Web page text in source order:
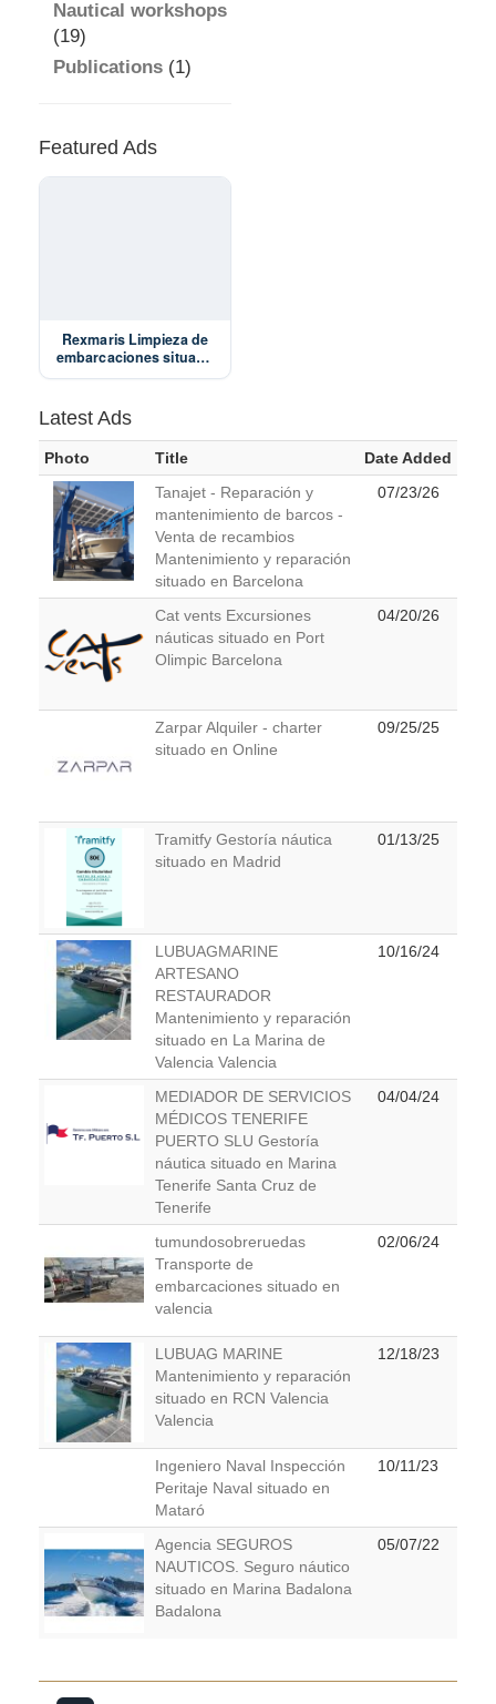
Nautical workshops
(19)
Publications (1)
Featured Ads
Rexmaris Limpieza de
embarcaciones situado
en P.D. Marina Palamós
Latest Ads
Photo Title
Date Added
Tanajet - Reparación y
mantenimiento de barcos -
Venta de recambios
Mantenimiento y reparación
situado en Barcelona
07/23/26
Cat vents Excursiones
náuticas situado en Port
Olimpic Barcelona
04/20/26
Zarpar Alquiler - charter
situado en Online
09/25/25
Tramitfy Gestoría náutica
situado en Madrid
01/13/25
LUBUAGMARINE
ARTESANO
RESTAURADOR
Mantenimiento y reparación
situado en La Marina de
Valencia Valencia
10/16/24
MEDIADOR DE SERVICIOS
MÉDICOS TENERIFE
PUERTO SLU Gestoría
náutica situado en Marina
Tenerife Santa Cruz de
Tenerife
04/04/24
tumundosobreruedas
Transporte de
embarcaciones situado en
valencia
02/06/24
LUBUAG MARINE
Mantenimiento y reparación
situado en RCN Valencia
Valencia
12/18/23
Ingeniero Naval Inspección
Peritaje Naval situado en
Mataró
10/11/23
Agencia SEGUROS
NAUTICOS. Seguro náutico
situado en Marina Badalona
Badalona
05/07/22